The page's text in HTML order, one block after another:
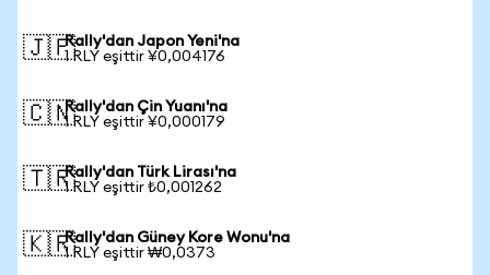
🇯🇵Rally'dan Japon Yeni'na
1 RLY eşittir ¥0,004176
🇨🇳Rally'dan Çin Yuanı'na
1 RLY eşittir ¥0,000179
🇹🇷Rally'dan Türk Lirası'na
1 RLY eşittir ₺0,001262
🇰🇷Rally'dan Güney Kore Wonu'na
1 RLY eşittir ₩0,0373